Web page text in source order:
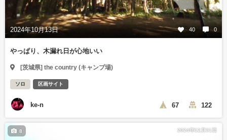
2024年10月13日 40 0
やっぱり、木漏れ日が心地いい
[茨城県] the country (キャンプ場)
ソロ 区画サイト
ke-n 67 122
2024年12月31日
8